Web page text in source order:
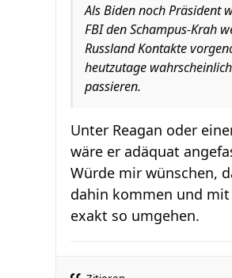
Als Biden noch Präsident
FBI den Schampus-Krah
Russland Kontakte
heutzutage
passieren.
Unter Reagan oder
wäre er adäquat
Würde mir wünschen,
dahin kommen und mit
exakt so umgehen.